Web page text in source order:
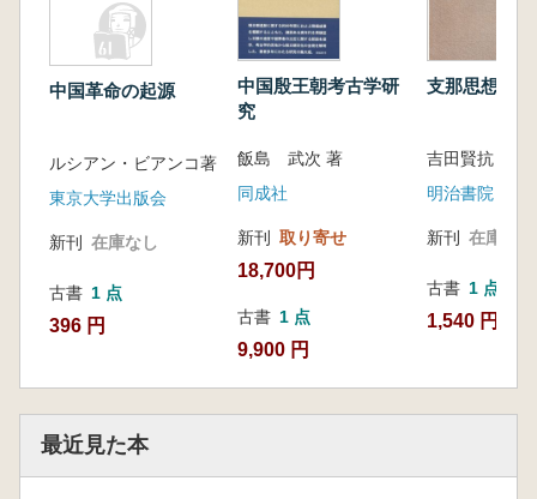
中国革命の起源
ルシアン・ビアンコ著
東京大学出版会
新刊 在庫なし
古書 1 点
396 円
中国殷王朝考古学研
究
飯島 武次 著
同成社
新刊 取り寄せ
18,700円
古書 1 点
9,900 円
支那思想史
吉田賢抗 著
明治書院
新刊 在庫なし
古書 1 点
1,540 円
最近見た本